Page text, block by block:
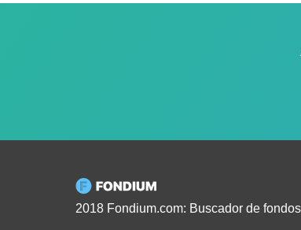
2018 Fondium.com: Buscador de